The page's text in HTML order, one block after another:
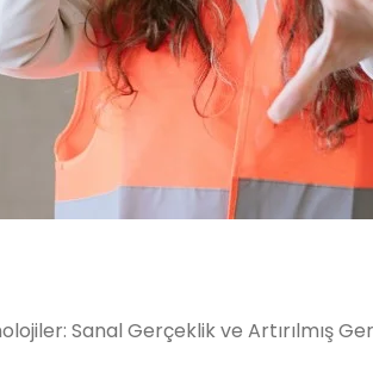
Sanal Gerçeklik ve Artırılmış